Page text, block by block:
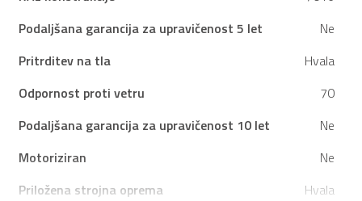
Podaljšana garancija za upravičenost 5 let
Ne
Pritrditev na tla
Hvala
Odpornost proti vetru
70
Podaljšana garancija za upravičenost 10 let
Ne
Motoriziran
Ne
Priložena strojna oprema
Hvala